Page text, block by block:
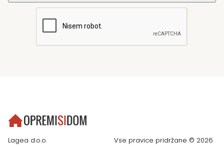
Lagea d.o.o.
Vse pravice pridržane © 2026